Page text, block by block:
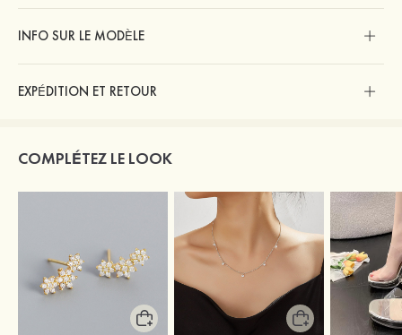
INFO SUR LE MODÈLE
EXPÉDITION ET RETOUR
COMPLÉTEZ LE LOOK